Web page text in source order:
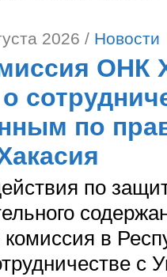
2026 / Новости
ОНК
по
по
в
с